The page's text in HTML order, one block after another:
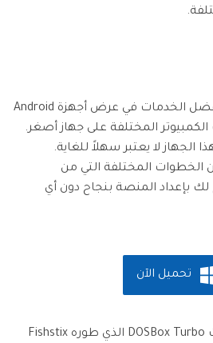
يُعتقد أن DOSBox يروج لأفضل الخدمات في عرض أجهزة Android
المختلفة على جهاز أصغر.
الجهاز لا يعتبر سهلاً للغاية.
الخطوات المختلفة التي من
بإعداد المنصة بنجاح دون أي
تحميل الآن
تحتاج إلى تثبيت DOSBox Turbo الذي طوره Fishstix